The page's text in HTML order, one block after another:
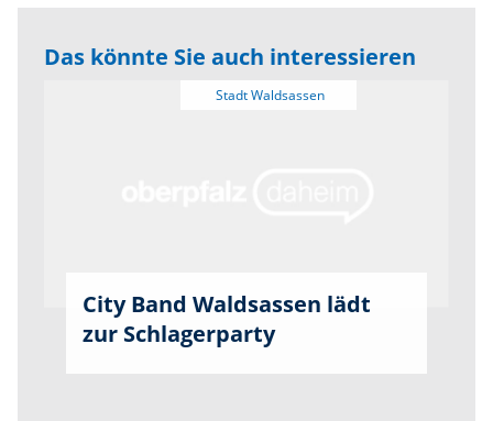
Das könnte Sie auch interessieren
City Band Waldsassen lädt
zur Schlagerparty